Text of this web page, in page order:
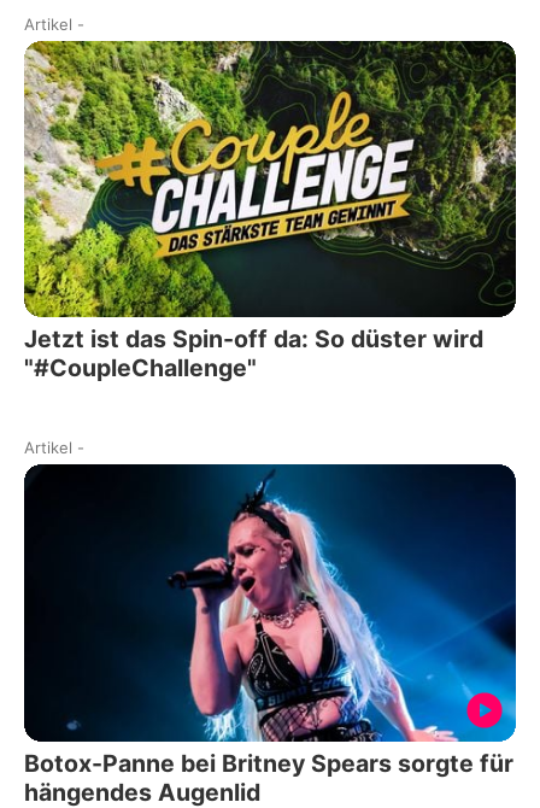
Artikel -
Jetzt ist das Spin-off da: So düster wird
"#CoupleChallenge"
Artikel -
Botox-Panne bei Britney Spears sorgte für
hängendes Augenlid